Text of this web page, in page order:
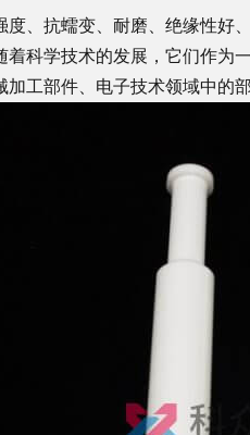
度、抗蠕变、耐磨、绝缘性好
着科学技术的发展，它们作为
工部件、电子技术领域中的